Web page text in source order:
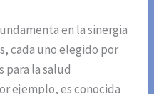
en la sinergia
cada uno elegido por
para la salud
ejemplo, es conocida